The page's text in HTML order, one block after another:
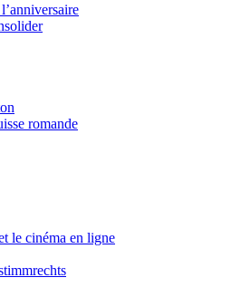
romande
le cinéma en ligne